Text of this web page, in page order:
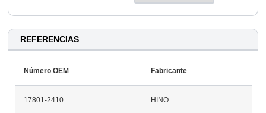
REFERENCIAS
Número OEM Fabricante
17801-2410 HINO